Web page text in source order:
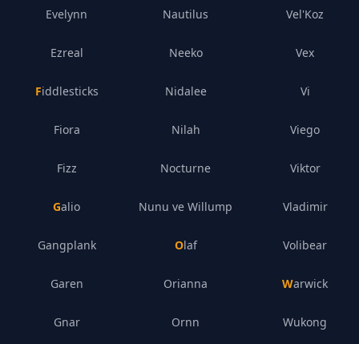
Evelynn
Ezreal
Fiddlesticks
Fiora
Fizz
Galio
Gangplank
Garen
Gnar
Nautilus
Neeko
Nidalee
Nilah
Nocturne
Nunu ve Willump
Olaf
Orianna
Ornn
Vel'Koz
Vex
Vi
Viego
Viktor
Vladimir
Volibear
Warwick
Wukong